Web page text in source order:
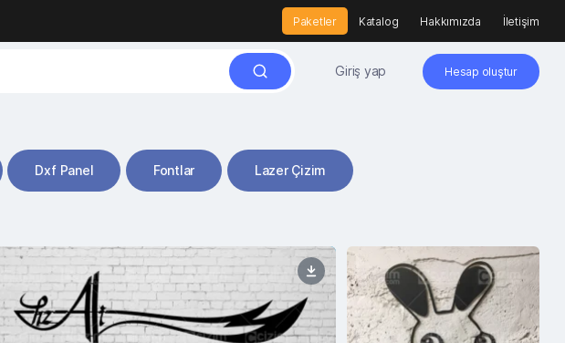
Paketler Katalog Hakkımızda İletişim
Giriş yap Hesap oluştur
Dxf Panel Fontlar Lazer Çizim